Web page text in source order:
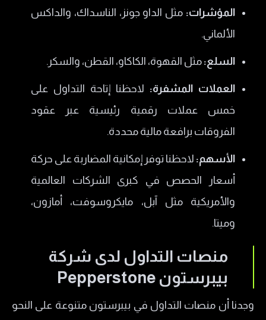
​المؤشرات: مثل الداو جونز، الناسداك، والداكس
الألماني.
​السلع: مثل القهوة، الكاكاو، القطن، والسكر.
​العملات المشفرة: لاحظنا إتاحة التداول على
خمس عملات رقمية رئيسية عبر عقود
الفروقات برافعة مالية محددة.
​الأسهم: لاحظنا توفر إمكانية المضاربة على حركة
أسعار الحصص في كبرى الشركات العالمية
والأمريكية مثل آبل، مايكروسوفت، أمازون،
وميتا.
​منصات التداول لدى شركة
بيبرستون Pepperstone
وجدنا أن منصات التداول في بيبرستون متنوعة على النحو